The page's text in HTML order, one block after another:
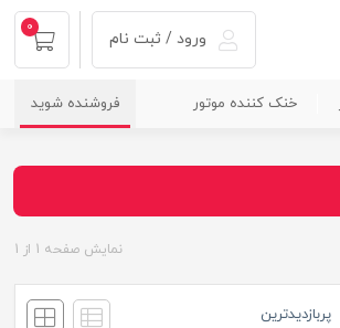
ورود / ثبت نام
0
خنک کننده موتور فروشنده شوید
نمایش صفحه 1 از 1
پربازدید‌ترین